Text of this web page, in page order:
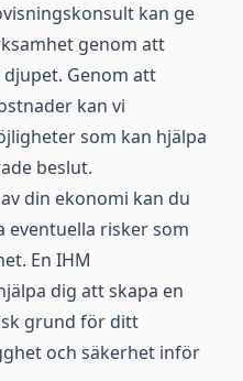
kan ge
genom att
Genom att
kan vi
som kan hjälpa
beslut.
din ekonomi kan du
eventuella risker som
En IHM
dig att skapa en
grund för ditt
och säkerhet inför